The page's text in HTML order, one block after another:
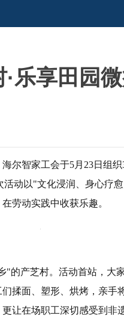
乐享田园
尔智家工会于5月23日组
动以"文化浸润、身心疗
劳动实践中收获乐趣。
"的产芝村。活动首站，
揉面、塑形、烘烤，亲手
让在场职工深切感受到非